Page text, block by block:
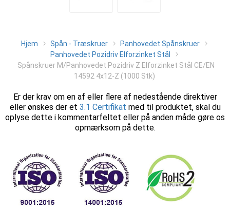
Hjem Spån - Træskruer
Panhovedet Spånskruer
Panhovedet Pozidriv Elforzinket Stål
Spånskruer M/Panhovedet Pozidriv Z Elforzinket Stål CE/EN
14592 4x12-Z (1000 Stk)
Er der krav om en af eller flere af nedestående direktiver
eller ønskes der et 3.1 Certifikat med til produktet, skal du
oplyse dette i kommentarfeltet eller på anden måde gøre os
opmærksom på dette.